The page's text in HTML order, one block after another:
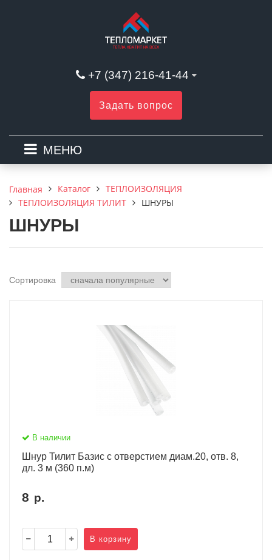
+7 (347) 216-41-44
Задать вопрос
МЕНЮ
Главная Каталог
ТЕПЛОИЗОЛЯЦИЯ
ТЕПЛОИЗОЛЯЦИЯ ТИЛИТ
ШНУРЫ
ШНУРЫ
Сортировка
В наличии
Шнур Тилит Базис c отверстием диам.20, отв. 8,
дл. 3 м (360 п.м)
8 р.
В корзину